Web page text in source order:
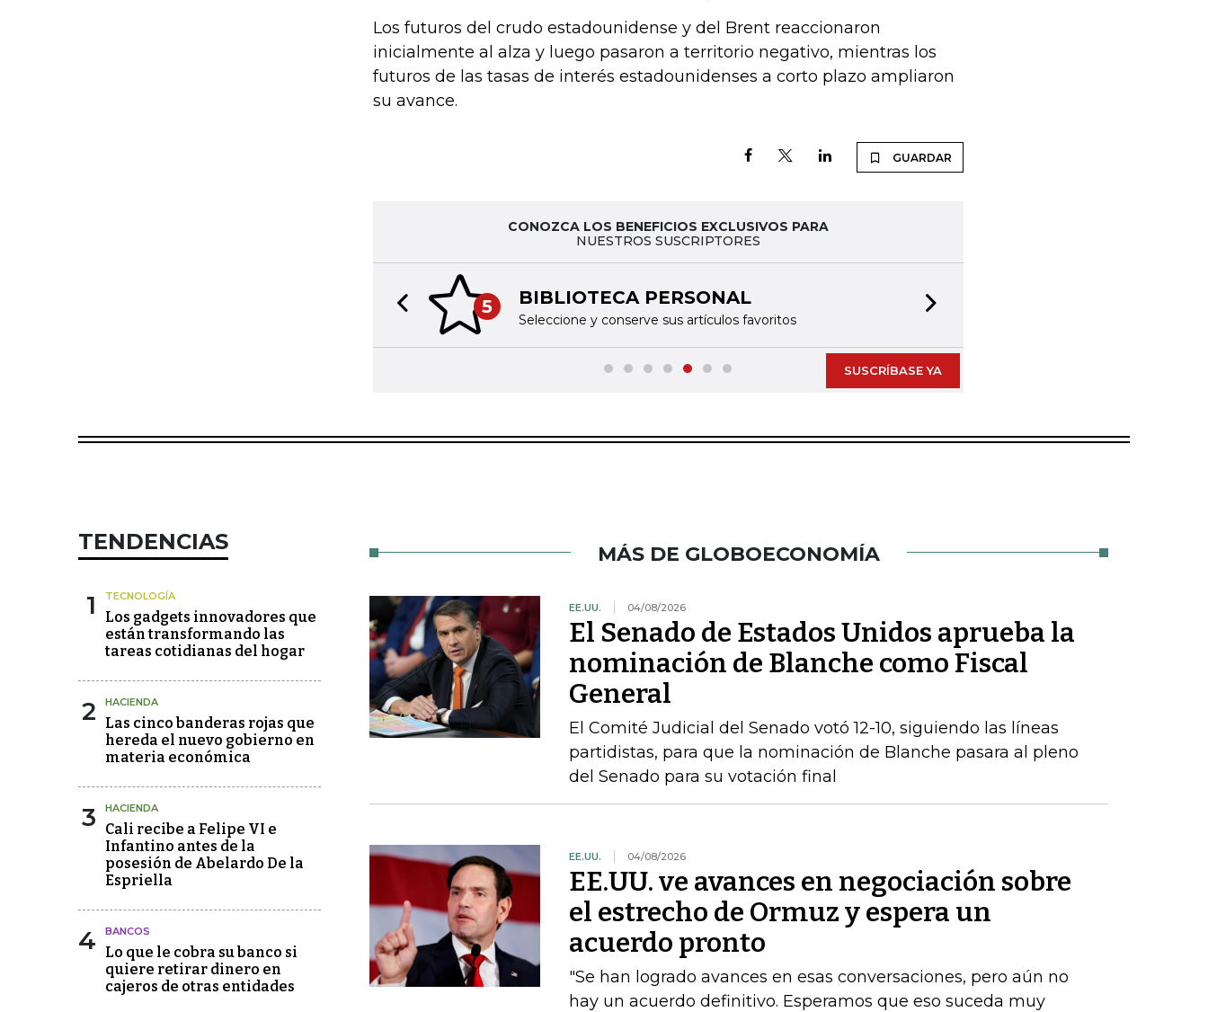
Los futuros del crudo estadounidense y del Brent reaccionaron
inicialmente al alza y luego pasaron a territorio negativo, mientras los
futuros de las tasas de interés estadounidenses a corto plazo ampliaron
su avance.
GUARDAR
CONOZCA LOS BENEFICIOS EXCLUSIVOS PARA
NUESTROS SUSCRIPTORES
5 BIBLIOTECA PERSONAL
Seleccione y conserve sus artículos favoritos
Previous slide
SUSCRÍBASE YA
TENDENCIAS
1 TECNOLOGÍA
Los gadgets innovadores que
están transformando las
tareas cotidianas del hogar
2 HACIENDA
Las cinco banderas rojas que
hereda el nuevo gobierno en
materia económica
3 HACIENDA
Cali recibe a Felipe VI e
Infantino antes de la
posesión de Abelardo De la
Espriella
4 BANCOS
Lo que le cobra su banco si
quiere retirar dinero en
cajeros de otras entidades
MÁS DE GLOBOECONOMÍA
EE.UU. 04/08/2026
El Senado de Estados Unidos aprueba la
nominación de Blanche como Fiscal
General
El Comité Judicial del Senado votó 12-10, siguiendo las líneas
partidistas, para que la nominación de Blanche pasara al pleno
del Senado para su votación final
EE.UU. 04/08/2026
EE.UU. ve avances en negociación sobre
el estrecho de Ormuz y espera un
acuerdo pronto
"Se han logrado avances en esas conversaciones, pero aún no
hay un acuerdo definitivo. Esperamos que eso suceda muy